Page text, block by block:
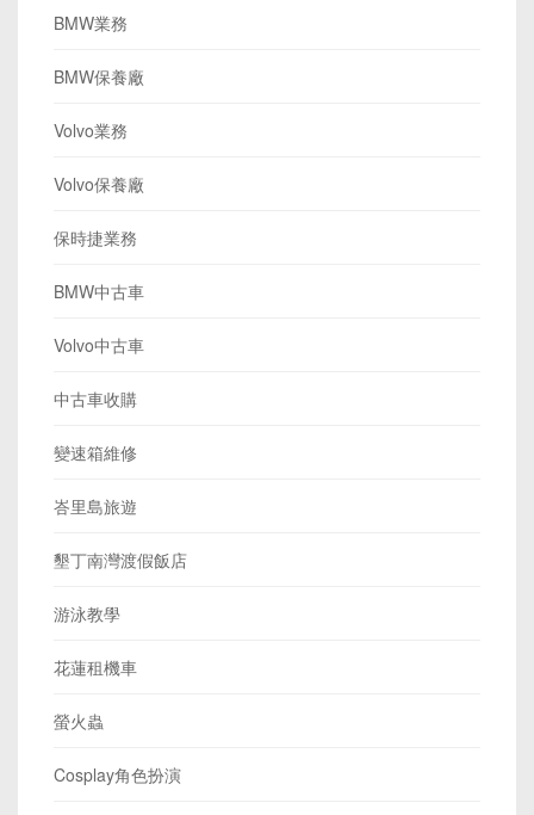
BMW業務
BMW保養廠
Volvo業務
Volvo保養廠
保時捷業務
BMW中古車
Volvo中古車
中古車收購
變速箱維修
峇里島旅遊
墾丁南灣渡假飯店
游泳教學
花蓮租機車
螢火蟲
Cosplay角色扮演